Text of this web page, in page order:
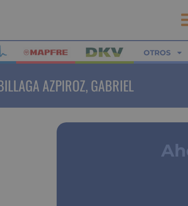
OTROS
AZPIROZ, GABRIEL